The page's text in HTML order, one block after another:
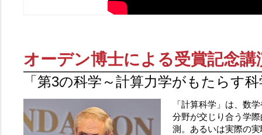
オーデン博士による受賞記念講
「第3の科学～計算力学がもたらす
「計算科学」は、数
分野が交じり合う学
測。あるいは実際の